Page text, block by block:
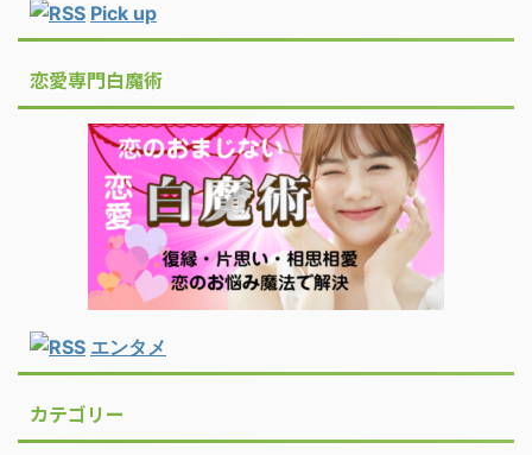
Pick up
恋愛専門白魔術
エンタメ
カテゴリー